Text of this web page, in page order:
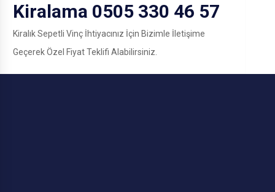
Kiralama 0505 330 46 57
Kiralık Sepetli Vinç İhtiyacınız İçin Bizimle İletişime
Geçerek Özel Fiyat Teklifi Alabilirsiniz.